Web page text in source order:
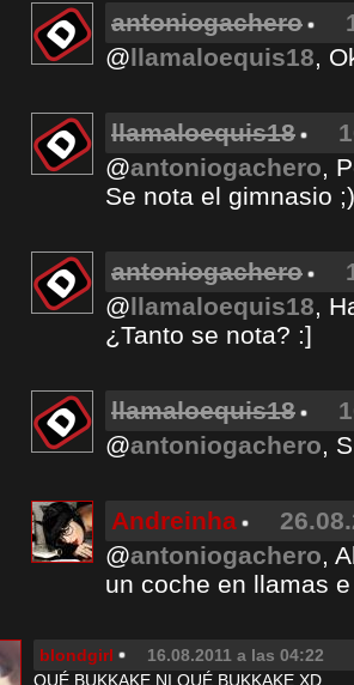
antoniogachero
@llamaloequis18,
llamaloequis18
@antoniogachero,
Se nota el gimnasio ;)
antoniogachero
@llamaloequis18,
¿Tanto se nota? :]
llamaloequis18
@antoniogachero,
Andreinha
@antoniogachero,
un coche en llamas
blondgirl
16.08.2011 a las 04:22
QUÉ BUKKAKE NI QUÉ BUKKAKE XD